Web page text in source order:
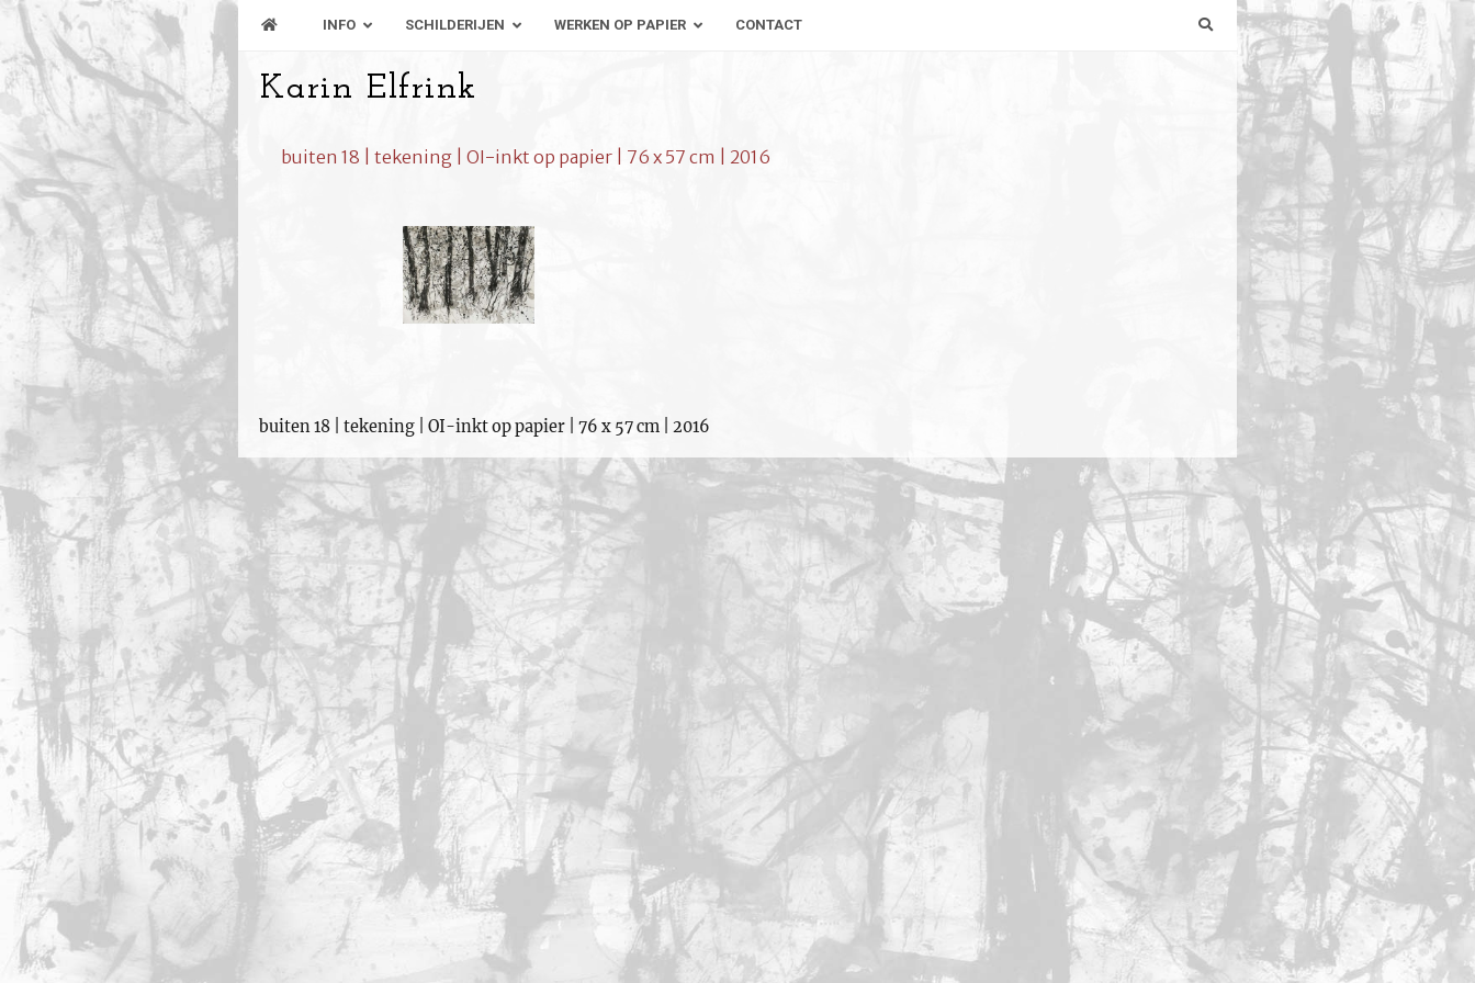
INFO SCHILDERIJEN WERKEN OP PAPIER CONTACT
Karin Elfrink
buiten 18 | tekening | OI-inkt op papier | 76 x 57 cm | 2016
buiten 18 | tekening | OI-inkt op papier | 76 x 57 cm | 2016